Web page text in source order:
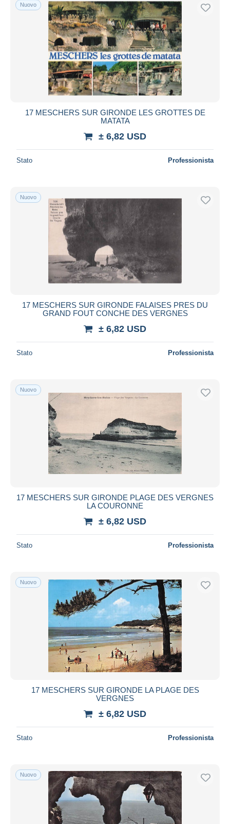
Nuovo
17 MESCHERS SUR GIRONDE LES GROTTES DE
MATATA
± 6,82 USD
Stato Professionista
Nuovo
17 MESCHERS SUR GIRONDE FALAISES PRES DU
GRAND FOUT CONCHE DES VERGNES
± 6,82 USD
Stato Professionista
Nuovo
17 MESCHERS SUR GIRONDE PLAGE DES VERGNES
LA COURONNE
± 6,82 USD
Stato Professionista
Nuovo
17 MESCHERS SUR GIRONDE LA PLAGE DES
VERGNES
± 6,82 USD
Stato Professionista
Nuovo